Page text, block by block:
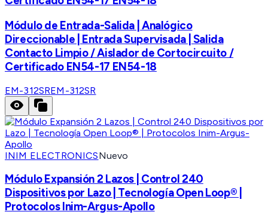
Módulo de Entrada-Salida | Analógico
Direccionable | Entrada Supervisada | Salida
Contacto Limpio / Aislador de Cortocircuito /
Certificado EN54-17 EN54-18
EM-312SREM-312SR
INIM ELECTRONICSNuevo
Módulo Expansión 2 Lazos | Control 240
Dispositivos por Lazo | Tecnología Open Loop® |
Protocolos Inim-Argus-Apollo